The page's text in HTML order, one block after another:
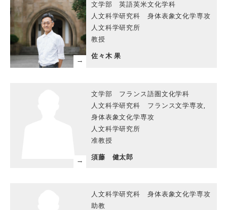
文学部 英語英米文化学科
人文科学研究科 身体表象文化学専攻
人文科学研究所
教授
佐々木 果
文学部 フランス語圏文化学科
人文科学研究科 フランス文学専攻,
身体表象文化学専攻
人文科学研究所
准教授
須藤 健太郎
人文科学研究科 身体表象文化学専攻
助教